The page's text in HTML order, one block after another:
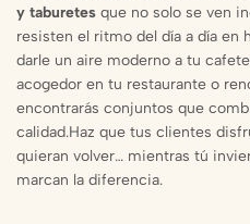
y taburetes que no solo se ven
resisten el ritmo del día a día en
darle un aire moderno a tu
acogedor en tu restaurante o
encontrarás conjuntos que
calidad.Haz que tus clientes
quieran volver… mientras tú
marcan la diferencia.